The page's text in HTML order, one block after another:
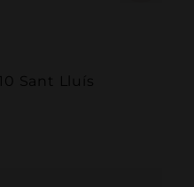
Sant Lluís